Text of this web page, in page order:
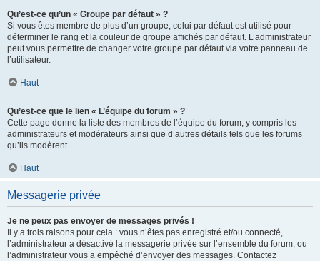
Qu’est-ce qu’un « Groupe par défaut » ?
Si vous êtes membre de plus d’un groupe, celui par défaut est utilisé pour
déterminer le rang et la couleur de groupe affichés par défaut. L’administrateur
peut vous permettre de changer votre groupe par défaut via votre panneau de
l’utilisateur.
Haut
Qu’est-ce que le lien « L’équipe du forum » ?
Cette page donne la liste des membres de l’équipe du forum, y compris les
administrateurs et modérateurs ainsi que d’autres détails tels que les forums
qu’ils modèrent.
Haut
Messagerie privée
Je ne peux pas envoyer de messages privés !
Il y a trois raisons pour cela : vous n’êtes pas enregistré et/ou connecté,
l’administrateur a désactivé la messagerie privée sur l’ensemble du forum, ou
l’administrateur vous a empêché d’envoyer des messages. Contactez